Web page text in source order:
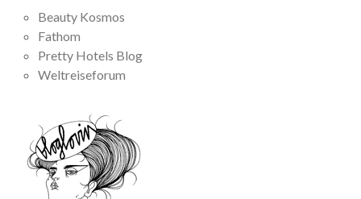
Beauty Kosmos
Fathom
Pretty Hotels Blog
Weltreiseforum